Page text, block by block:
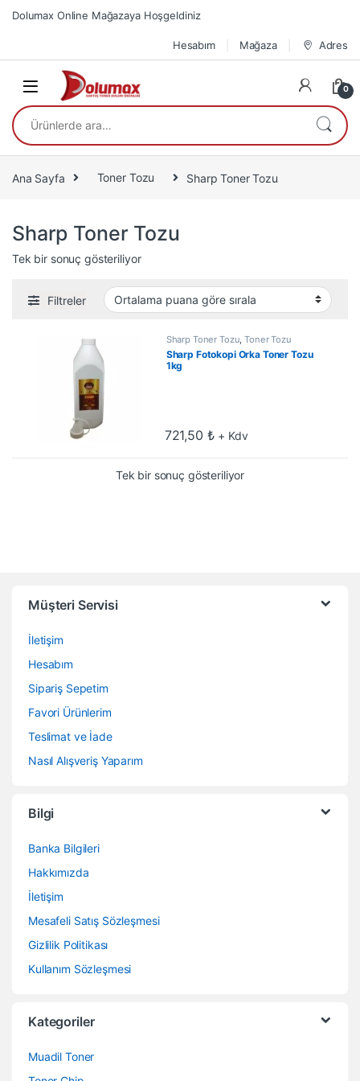
Skip to navigation
Skip to content
Dolumax Online Mağazaya Hoşgeldiniz
Hesabım Mağaza Adres
0
Ara:
Ana Sayfa Toner Tozu Sharp Toner Tozu
Sharp Toner Tozu
Tek bir sonuç gösteriliyor
Filtreler
Sharp Toner Tozu,Toner Tozu
Sharp Fotokopi Orka Toner Tozu
1kg
721,50 ₺ + Kdv
Tek bir sonuç gösteriliyor
Müşteri Servisi
İletişim
Hesabım
Sipariş Sepetim
Favori Ürünlerim
Teslimat ve İade
Nasıl Alışveriş Yaparım
Bilgi
Banka Bilgileri
Hakkımızda
İletişim
Mesafeli Satış Sözleşmesi
Gizlilik Politikası
Kullanım Sözleşmesi
Kategoriler
Muadil Toner